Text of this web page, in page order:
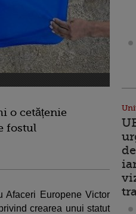
o cetățenie
fostul
Afaceri Europene Victor
crearea unui statut